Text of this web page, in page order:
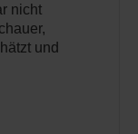
nicht
und